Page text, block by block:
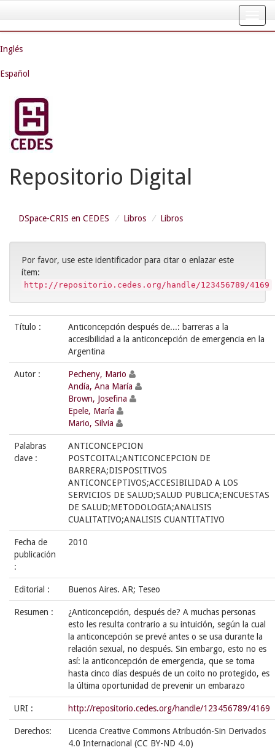
navigation
Inglés
Español
Repositorio Digital
DSpace-CRIS en CEDES Libros Libros
Por favor, use este identificador para citar o enlazar este
ítem:
http://repositorio.cedes.org/handle/123456789/4169
Título :
Anticoncepción después de...: barreras a la
accesibilidad a la anticoncepción de emergencia en la
Argentina
Autor :
Pecheny, Mario
Andía, Ana María
Brown, Josefina
Epele, María
Mario, Silvia
Palabras
clave :
ANTICONCEPCION
POSTCOITAL;ANTICONCEPCION DE
BARRERA;DISPOSITIVOS
ANTICONCEPTIVOS;ACCESIBILIDAD A LOS
SERVICIOS DE SALUD;SALUD PUBLICA;ENCUESTAS
DE SALUD;METODOLOGIA;ANALISIS
CUALITATIVO;ANALISIS CUANTITATIVO
Fecha de
publicación
:
2010
Editorial : Buenos Aires. AR; Teseo
Resumen :
¿Anticoncepción, después de? A muchas personas
esto les resulta contrario a su intuición, según la cual
la anticoncepción se prevé antes o se usa durante la
relación sexual, no después. Sin embargo, esto no es
así: la anticoncepción de emergencia, que se toma
hasta cinco días después de un coito no protegido, es
la última oportunidad de prevenir un embarazo
URI : http://repositorio.cedes.org/handle/123456789/4169
Derechos:
Licencia Creative Commons Atribución-Sin Derivados
4.0 Internacional (CC BY-ND 4.0)